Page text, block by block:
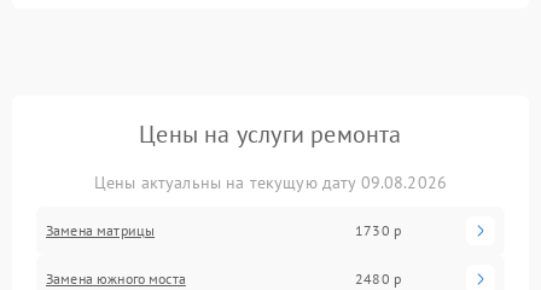
Цены на услуги ремонта
Цены актуальны на текущую дату 09.08.2026
Замена матрицы 1730 р
Замена южного моста 2480 р